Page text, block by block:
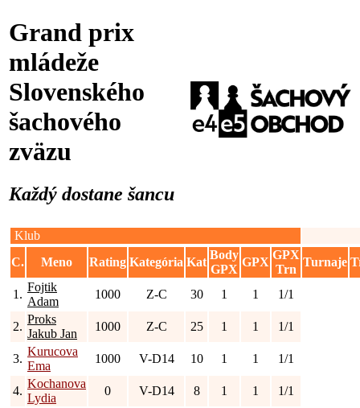
Grand prix
mládeže
Slovenského
šachového
zväzu
Každý dostane šancu
Klub
C.
Meno Rating Kategória Kat
Body
GPX
GPX
GPX
Trn
Turnaje
1.
Fojtik
Adam
1000 Z-C 30 1 1 1/1
2.
Proks
Jakub Jan
1000 Z-C 25 1 1 1/1
3.
Kurucova
Ema
1000 V-D14 10 1 1 1/1
4.
Kochanova
Lydia
0 V-D14 8 1 1 1/1